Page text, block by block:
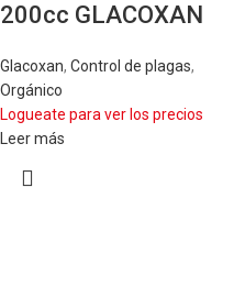
200cc GLACOXAN
Glacoxan, Control de plagas,
Orgánico
Logueate para ver los precios
Leer más